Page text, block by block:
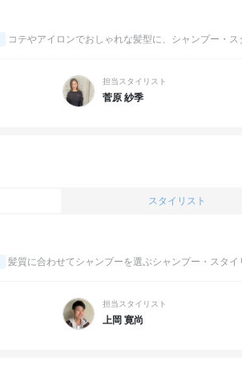
コテやアイロンでおしゃれな髪型に、シャンプー・ス
担当スタイリスト
菅原 紗季
スタイリスト
髪質に合わせてシャンプーを選ぶシャンプー・スタイ
担当スタイリスト
上岡 寛尚